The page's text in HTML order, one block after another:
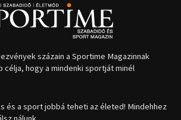
százain a Sportime Magazinnak
célja, hogy a mindenki sportját minél
és a sport jobbá teheti az életed! Mindehhez